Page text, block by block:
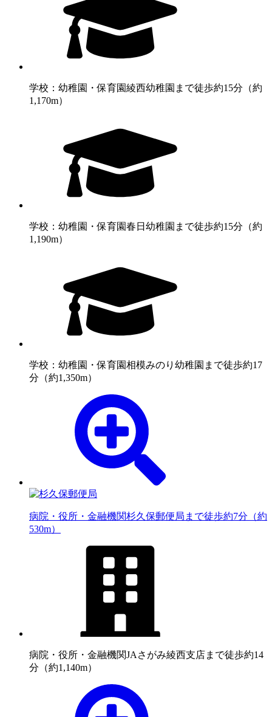
学校：幼稚園・保育園綾西幼稚園まで徒歩約15分（約
1,170m）
学校：幼稚園・保育園春日幼稚園まで徒歩約15分（約
1,190m）
学校：幼稚園・保育園相模みのり幼稚園まで徒歩約17
分（約1,350m）
病院・役所・金融機関杉久保郵便局まで徒歩約7分（約
530m）
病院・役所・金融機関JAさがみ綾西支店まで徒歩約14
分（約1,140m）